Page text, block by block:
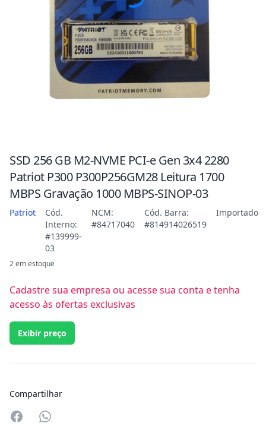
SSD 256 GB M2-NVME PCI-e Gen 3x4 2280
Patriot P300 P300P256GM28 Leitura 1700
MBPS Gravação 1000 MBPS-SINOP-03
Patriot
Cód.
Interno:
#139999-
03
NCM:
#84717040
Cód. Barra:
#814914026519
Importado
2 em estoque
Cadastre sua empresa ou acesse sua conta e tenha
acesso às ofertas exclusivas
Exibir preço
Compartilhar
Compartilhar no Whatsapp